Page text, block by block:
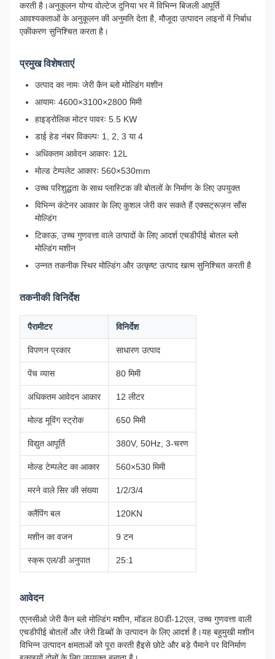
करती है।अनुकूलन योग्य वोल्टेज दुनिया भर में विभिन्न बिजली आपूर्ति
आवश्यकताओं के अनुकूलन की अनुमति देता है, मौजूदा उत्पादन लाइनों में निर्बाध
एकीकरण सुनिश्चित करता है।
प्रमुख विशेषताएं
उत्पाद का नामः जेरी कैन ब्लो मोल्डिंग मशीन
आयामः 4600×3100×2800 मिमी
हाइड्रोलिक मोटर पावरः 5.5 KW
डाई हेड नंबर विकल्पः 1, 2, 3 या 4
अधिकतम आवेदन आकारः 12L
मोल्ड टेम्पलेट आकारः 560×530mm
उच्च परिशुद्धता के साथ प्लास्टिक की बोतलों के निर्माण के लिए उपयुक्त
विभिन्न कंटेनर आकार के लिए कुशल जेरी कर सकते हैं एक्सट्रूज़न साँस
मोल्डिंग
टिकाऊ, उच्च गुणवत्ता वाले उत्पादों के लिए आदर्श एचडीपीई बोतल ब्लो
मोल्डिंग मशीन
उन्नत तकनीक स्थिर मोल्डिंग और उत्कृष्ट उत्पाद खत्म सुनिश्चित करती है
तकनीकी विनिर्देश
पैरामीटर विनिर्देश
विपणन प्रकार साधारण उत्पाद
पेंच व्यास 80 मिमी
अधिकतम आवेदन आकार 12 लीटर
मोल्ड मूविंग स्ट्रोक 650 मिमी
विद्युत आपूर्ति 380V, 50Hz, 3-चरण
मोल्ड टेम्पलेट का आकार 560×530 मिमी
मरने वाले सिर की संख्या 1/2/3/4
क्लैंपिंग बल 120KN
मशीन का वजन 9 टन
स्क्रू एल/डी अनुपात 25:1
आवेदन
एएनसीओ जेरी कैन ब्लो मोल्डिंग मशीन, मॉडल 80डी-12एल, उच्च गुणवत्ता वाली
एचडीपीई बोतलों और जेरी डिब्बों के उत्पादन के लिए आदर्श है।यह बहुमुखी मशीन
विभिन्न उत्पादन क्षमताओं को पूरा करती हैइसे छोटे और बड़े पैमाने पर विनिर्माण